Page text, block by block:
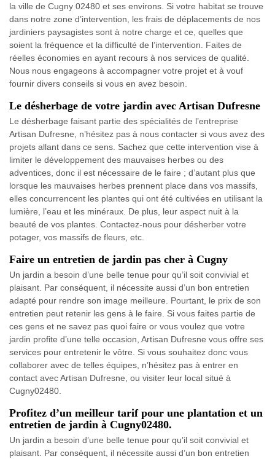
la ville de Cugny 02480 et ses environs. Si votre habitat se trouve
dans notre zone d’intervention, les frais de déplacements de nos
jardiniers paysagistes sont à notre charge et ce, quelles que
soient la fréquence et la difficulté de l’intervention. Faites de
réelles économies en ayant recours à nos services de qualité.
Nous nous engageons à accompagner votre projet et à vouf
fournir divers conseils si vous en avez besoin.
Le désherbage de votre jardin avec Artisan Dufresne
Le désherbage faisant partie des spécialités de l’entreprise
Artisan Dufresne, n’hésitez pas à nous contacter si vous avez des
projets allant dans ce sens. Sachez que cette intervention vise à
limiter le développement des mauvaises herbes ou des
adventices, donc il est nécessaire de le faire ; d’autant plus que
lorsque les mauvaises herbes prennent place dans vos massifs,
elles concurrencent les plantes qui ont été cultivées en utilisant la
lumière, l’eau et les minéraux. De plus, leur aspect nuit à la
beauté de vos plantes. Contactez-nous pour désherber votre
potager, vos massifs de fleurs, etc.
Faire un entretien de jardin pas cher à Cugny
Un jardin a besoin d’une belle tenue pour qu’il soit convivial et
plaisant. Par conséquent, il nécessite aussi d’un bon entretien
adapté pour rendre son image meilleure. Pourtant, le prix de son
entretien peut retenir les gens à le faire. Si vous faites partie de
ces gens et ne savez pas quoi faire or vous voulez que votre
jardin profite d’une telle occasion, Artisan Dufresne vous offre ses
services pour entretenir le vôtre. Si vous souhaitez donc vous
collaborer avec de telles équipes, n’hésitez pas à entrer en
contact avec Artisan Dufresne, ou visiter leur local situé à
Cugny02480.
Profitez d’un meilleur tarif pour une plantation et un
entretien de jardin à Cugny02480.
Un jardin a besoin d’une belle tenue pour qu’il soit convivial et
plaisant. Par conséquent, il nécessite aussi d’un bon entretien